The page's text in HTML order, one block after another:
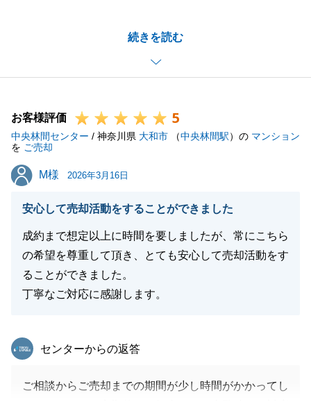
続きを読む
成約につながったのではないかと思っております。
今後、不動産に関するお悩みなどありましたらお気軽
にお申し付けください。
閉じる
お客様評価 5
中央林間センター / 神奈川県 大和市 （中央林間駅）の マンション
を ご売却
M様
M様 2026年3月16日
安心して売却活動をすることができました
成約まで想定以上に時間を要しましたが、常にこちら
の希望を尊重して頂き、とても安心して売却活動をす
ることができました。
丁寧なご対応に感謝します。
東急リバブル
センターからの返答
ご相談からご売却までの期間が少し時間がかかってし